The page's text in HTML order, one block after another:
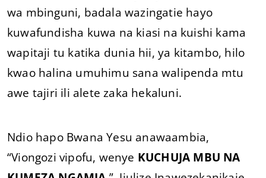
wa mbinguni, badala wazingatie hayo
kuwafundisha kuwa na kiasi na kuishi kama
wapitaji tu katika dunia hii, ya kitambo, hilo
kwao halina umuhimu sana walipenda mtu
awe tajiri ili alete zaka hekaluni.
Ndio hapo Bwana Yesu anawaambia,
“Viongozi vipofu, wenye KUCHUJA MBU NA